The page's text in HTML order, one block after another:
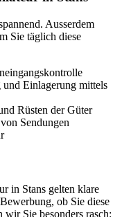
Ausserdem
Sie täglich diese
und Einlagerung mittels
Rüsten der Güter
Sendungen
in Stans gelten klare
ob Sie diese
Sie besonders rasch: